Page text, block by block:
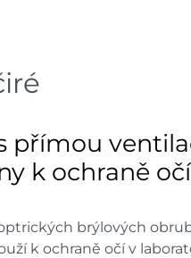
přímou
k ochraně
brýlových
k ochraně očí v